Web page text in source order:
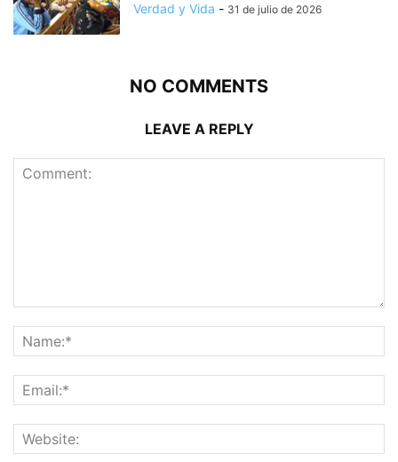
Verdad y Vida - 31 de julio de 2026
NO COMMENTS
LEAVE A REPLY